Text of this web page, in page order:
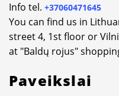
Info tel. +37060471645
You can find us in
street 4, 1st floor or
at "Baldų rojus"
Paveikslai